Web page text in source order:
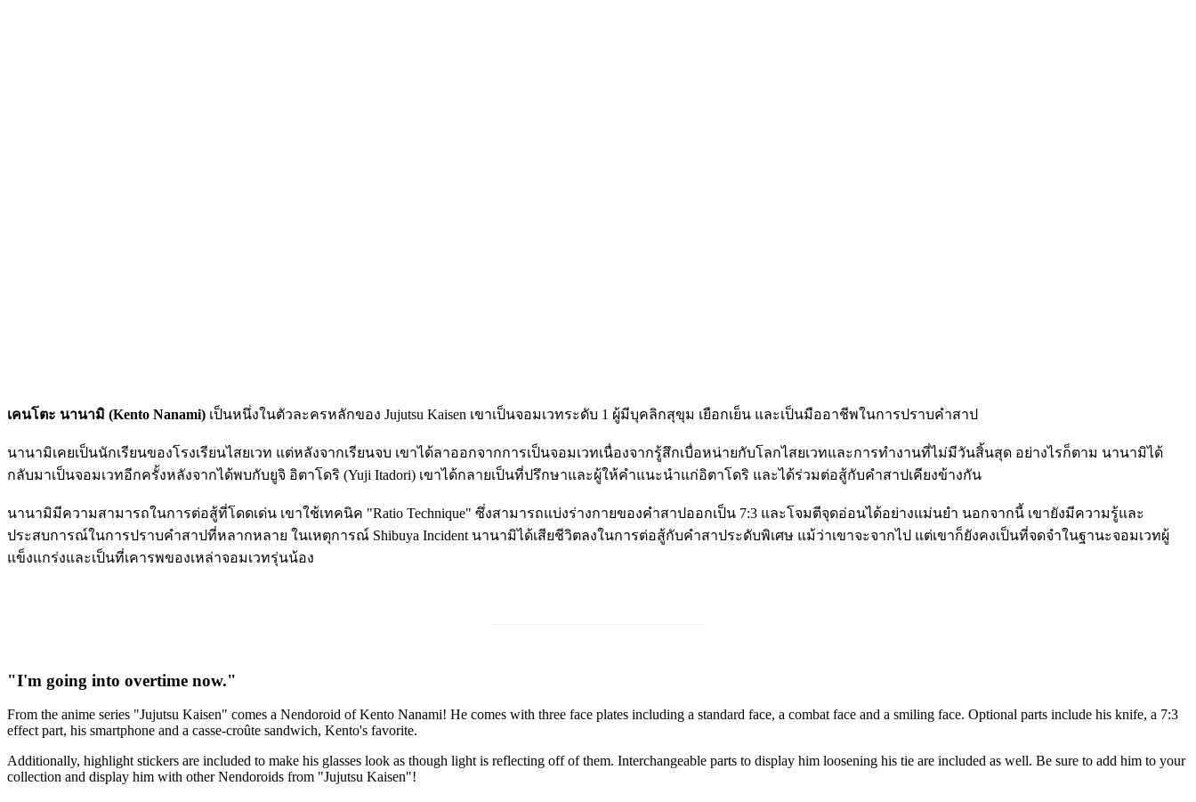
เคนโตะ นานามิ (Kento Nanami) เป็นหนึ่งในตัวละครหลักของ Jujutsu Kaisen เขาเป็นจอมเวทระดับ 1 ผู้มีบุคลิกสุขุม เยือกเย็น และเป็นมืออาชีพในการปราบคำสาป
นานามิเคยเป็นนักเรียนของโรงเรียนไสยเวท แต่หลังจากเรียนจบ เขาได้ลาออกจากการเป็นจอมเวทเนื่องจากรู้สึกเบื่อหน่ายกับโลกไสยเวทและการทำงานที่ไม่มีวันสิ้นสุด อย่างไรก็ตาม นานามิได้
กลับมาเป็นจอมเวทอีกครั้งหลังจากได้พบกับยูจิ อิตาโดริ (Yuji Itadori) เขาได้กลายเป็นที่ปรึกษาและผู้ให้คำแนะนำแก่อิตาโดริ และได้ร่วมต่อสู้กับคำสาปเคียงข้างกัน
นานามิมีความสามารถในการต่อสู้ที่โดดเด่น เขาใช้เทคนิค "Ratio Technique" ซึ่งสามารถแบ่งร่างกายของคำสาปออกเป็น 7:3 และโจมตีจุดอ่อนได้อย่างแม่นยำ นอกจากนี้ เขายังมีความรู้และ
ประสบการณ์ในการปราบคำสาปที่หลากหลาย ในเหตุการณ์ Shibuya Incident นานามิได้เสียชีวิตลงในการต่อสู้กับคำสาประดับพิเศษ แม้ว่าเขาจะจากไป แต่เขาก็ยังคงเป็นที่จดจำในฐานะจอมเวทผู้
แข็งแกร่งและเป็นที่เคารพของเหล่าจอมเวทรุ่นน้อง
"I'm going into overtime now."
From the anime series "Jujutsu Kaisen" comes a Nendoroid of Kento Nanami! He comes with three face plates including a standard face, a combat face and a smiling face. Optional parts include his knife, a 7:3
effect part, his smartphone and a casse-croûte sandwich, Kento's favorite.
Additionally, highlight stickers are included to make his glasses look as though light is reflecting off of them. Interchangeable parts to display him loosening his tie are included as well. Be sure to add him to your
collection and display him with other Nendoroids from "Jujutsu Kaisen"!